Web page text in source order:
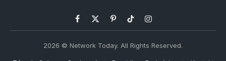
Facebook
X
PinterestTikTokInstagram
2026 © Network Today. All Rights Reserved.